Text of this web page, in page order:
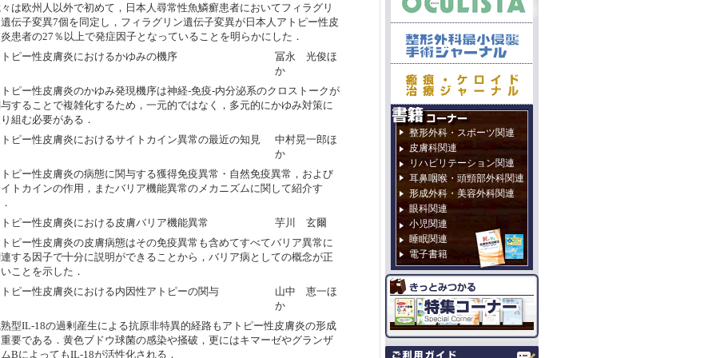
は欧州人以外で初めて，日本人尋常性魚鱗癬患者においてフィラグリ
伝子変異7個を同定し，フィラグリン遺伝子変異が日本人アトピー性皮
患者の27％以上で発症因子となっていることを明らかにした．
ピー性皮膚炎におけるかゆみの機序
冨永 光俊ほ
か
ピー性皮膚炎のかゆみ発現機序は神経-免疫-内分泌系のクロストークが
することで複雑化するため，一元的ではなく，多元的にかゆみ対策に
組む必要がある．
ピー性皮膚炎におけるサイトカイン異常の最近の知見
中村晃一郎ほ
か
ピー性皮膚炎の病態に関与する獲得免疫異常・自然免疫異常，および
トカインの作用，またバリア機能異常のメカニズムに関して紹介す
ピー性皮膚炎における皮膚バリア機能異常
芋川 玄爾
ピー性皮膚炎の皮膚病態はその免疫異常も含めてすべてバリア異常に
する因子で十分に説明ができることから，バリア病としての概念が正
ことを示した．
ピー性皮膚炎における内因性アトピーの関与
山中 恵一ほ
か
型IL-18の過剰産生による抗原非特異的経路もアトピー性皮膚炎の形成
要である．黄色ブドウ球菌の感染や掻破，更にはキマーゼやグランザ
BによってもIL-18が活性化される．
整形外科・スポーツ関連
皮膚科関連
リハビリテーション関連
耳鼻咽喉・頭頸部外科関連
形成外科・美容外科関連
眼科関連
小児関連
睡眠関連
電子書籍